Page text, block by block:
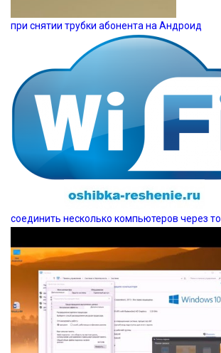
при снятии трубки абонента на Андроид
соединить несколько компьютеров через